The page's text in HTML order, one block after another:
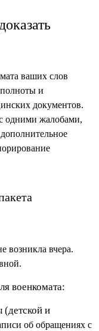
ваших слов
полноты и
документов.
одними жалобами,
возникла вчера.
военкомата:
(детской и
об обращениях с